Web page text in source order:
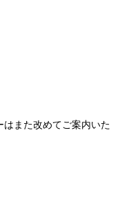
はまた改めてご案内いた